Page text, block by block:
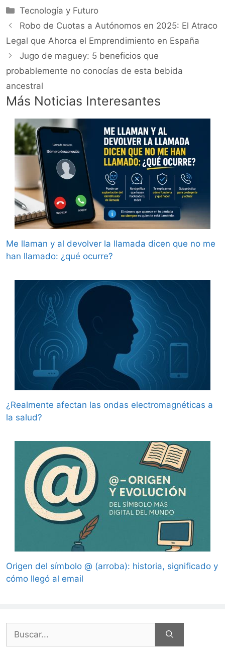
Categorías
Tecnología y Futuro
Robo de Cuotas a Autónomos en 2025: El Atraco
Legal que Ahorca el Emprendimiento en España
Jugo de maguey: 5 beneficios que
probablemente no conocías de esta bebida
ancestral
Más Noticias Interesantes
Me llaman y al devolver la llamada dicen que no me
han llamado: ¿qué ocurre?
¿Realmente afectan las ondas electromagnéticas a
la salud?
Origen del símbolo @ (arroba): historia, significado y
cómo llegó al email